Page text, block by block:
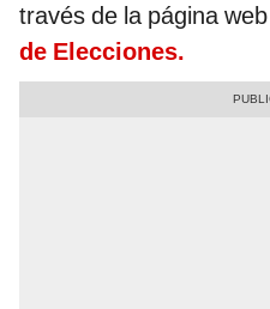
través de la página
de Elecciones.